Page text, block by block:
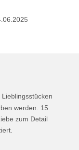
werden. 15
zum Detail